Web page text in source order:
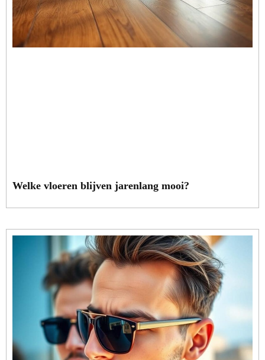
Welke vloeren blijven jarenlang mooi?